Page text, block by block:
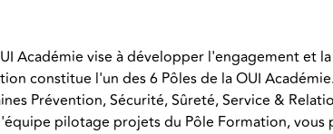
Académie vise à développer l'engagement et
constitue l'un des 6 Pôles de la OUI
Prévention, Sécurité, Sûreté, Service &
pilotage projets du Pôle Formation, vous